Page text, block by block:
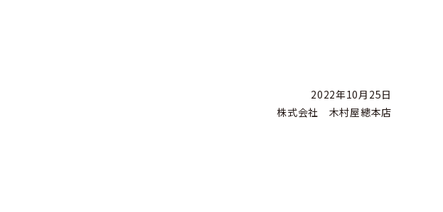
2022年10月25日
株式会社 木村屋總本店